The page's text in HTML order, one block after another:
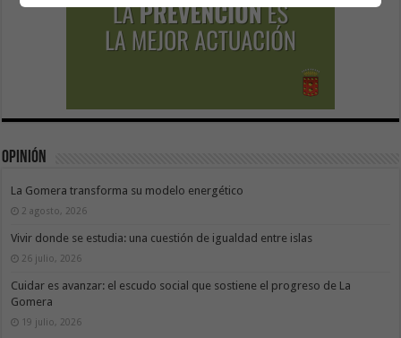
Opinión
La Gomera transforma su modelo energético
2 agosto, 2026
Vivir donde se estudia: una cuestión de igualdad entre islas
26 julio, 2026
Cuidar es avanzar: el escudo social que sostiene el progreso de La
Gomera
19 julio, 2026